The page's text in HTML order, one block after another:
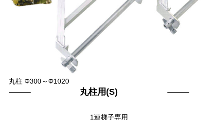
丸柱 Φ300～Φ1020
丸柱用(S)
1連梯子専用